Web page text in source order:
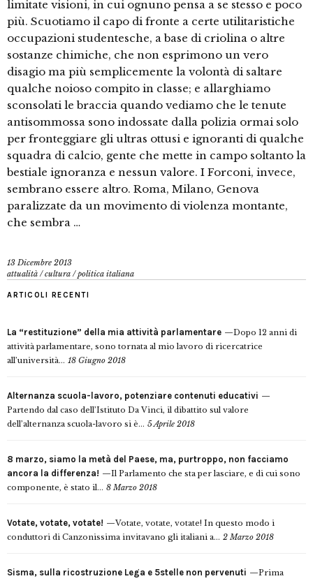
limitate visioni, in cui ognuno pensa a se stesso e poco
più. Scuotiamo il capo di fronte a certe utilitaristiche
occupazioni studentesche, a base di criolina o altre
sostanze chimiche, che non esprimono un vero
disagio ma più semplicemente la volontà di saltare
qualche noioso compito in classe; e allarghiamo
sconsolati le braccia quando vediamo che le tenute
antisommossa sono indossate dalla polizia ormai solo
per fronteggiare gli ultras ottusi e ignoranti di qualche
squadra di calcio, gente che mette in campo soltanto la
bestiale ignoranza e nessun valore. I Forconi, invece,
sembrano essere altro. Roma, Milano, Genova
paralizzate da un movimento di violenza montante,
che sembra …
13 Dicembre 2013
attualità /cultura /politica italiana
ARTICOLI RECENTI
La “restituzione” della mia attività parlamentare
Dopo 12 anni di
attività parlamentare, sono tornata al mio lavoro di ricercatrice
all’università... 18 Giugno 2018
Alternanza scuola-lavoro, potenziare contenuti educativi
Partendo dal caso dell’Istituto Da Vinci, il dibattito sul valore
dell’alternanza scuola-lavoro si è... 5 Aprile 2018
8 marzo, siamo la metà del Paese, ma, purtroppo, non facciamo
ancora la differenza!
Il Parlamento che sta per lasciare, e di cui sono
componente, è stato il... 8 Marzo 2018
Votate, votate, votate!
Votate, votate, votate! In questo modo i
conduttori di Canzonissima invitavano gli italiani a... 2 Marzo 2018
Sisma, sulla ricostruzione Lega e 5stelle non pervenuti
Prima